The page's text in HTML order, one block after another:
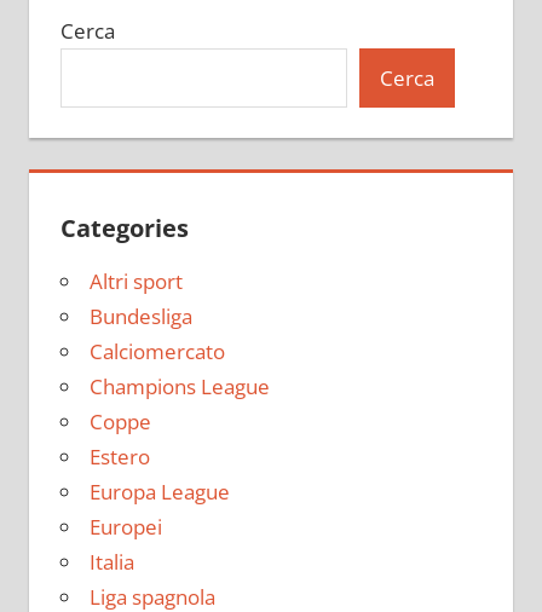
Cerca
Cerca
Categories
Altri sport
Bundesliga
Calciomercato
Champions League
Coppe
Estero
Europa League
Europei
Italia
Liga spagnola